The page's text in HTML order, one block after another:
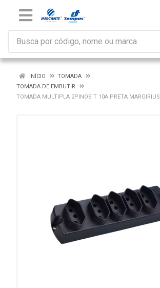
INÍCIO
TOMADA
TOMADA DE EMBUTIR
TOMADA MULTIPLA 2PINOS T 10A PRETA MARGIRIUS